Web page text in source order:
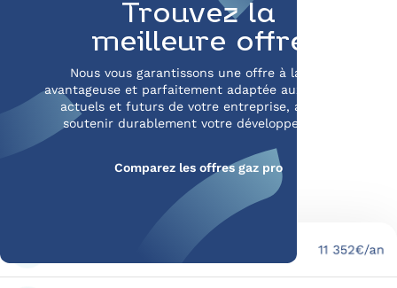
Trouvez la
meilleure offre
Nous vous garantissons une offre à la fois
avantageuse et parfaitement adaptée aux besoins
actuels et futurs de votre entreprise, afin de
soutenir durablement votre développement.
Comparez les offres gaz pro